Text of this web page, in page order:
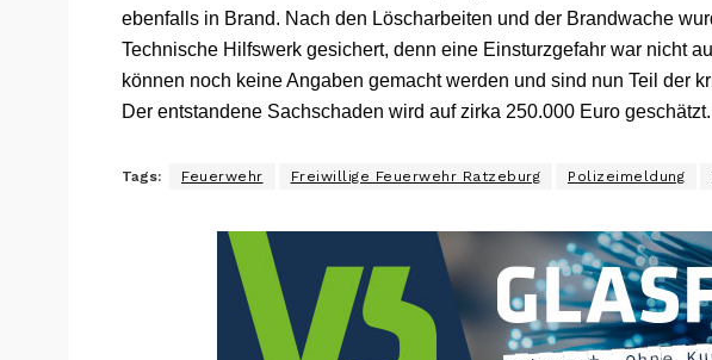
ebenfalls in Brand. Nach den Löscharbeiten und der Brandwache
Technische Hilfswerk gesichert, denn eine Einsturzgefahr war nicht
können noch keine Angaben gemacht werden und sind nun Teil der
Der entstandene Sachschaden wird auf zirka 250.000 Euro geschätzt.
Tags: Feuerwehr Freiwillige Feuerwehr Ratzeburg Polizeimeldung